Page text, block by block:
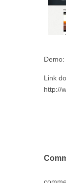
Link
http://